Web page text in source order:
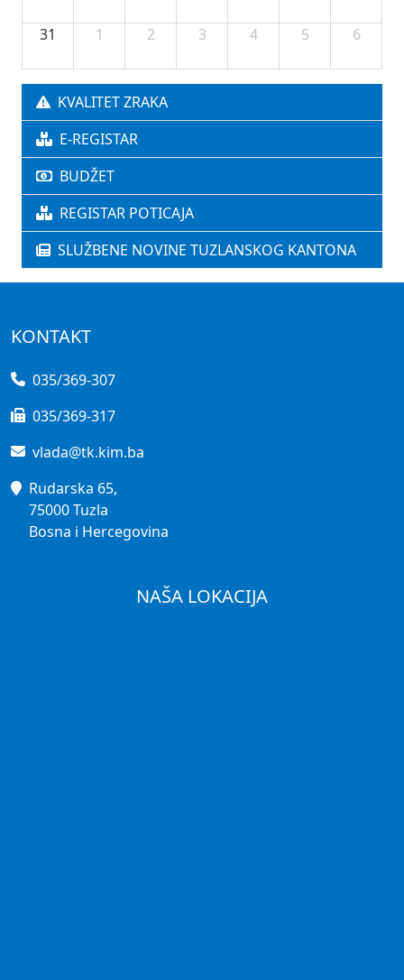
31 1 2 3 4 5 6
KVALITET ZRAKA
E-REGISTAR
BUDŽET
REGISTAR POTICAJA
SLUŽBENE NOVINE TUZLANSKOG KANTONA
KONTAKT
035/369-307
035/369-317
vlada@tk.kim.ba
Rudarska 65,
75000 Tuzla
Bosna i Hercegovina
NAŠA LOKACIJA